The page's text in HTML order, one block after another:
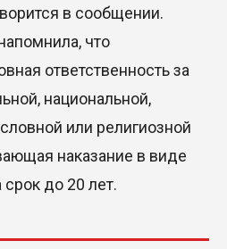
в сообщении.
что
ответственность за
национальной,
или религиозной
наказание в виде
до 20 лет.